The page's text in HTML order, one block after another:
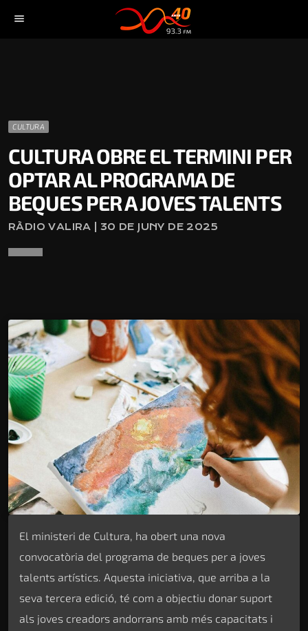
menu
CULTURA
CULTURA OBRE EL TERMINI PER
OPTAR AL PROGRAMA DE
BEQUES PER A JOVES TALENTS
RÀDIO VALIRA | 30 DE JUNY DE 2025
El ministeri de Cultura, ha obert una nova
convocatòria del programa de beques per a joves
talents artístics. Aquesta iniciativa, que arriba a la
seva tercera edició, té com a objectiu donar suport
als joves creadors andorrans amb més capacitats i